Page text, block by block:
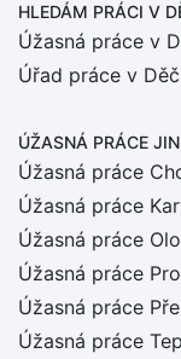
HLEDÁM PRÁCI V
Úžasná práce v
Úřad práce v
ÚŽASNÁ PRÁCE
Úžasná práce
Úžasná práce
Úžasná práce
Úžasná práce
Úžasná práce
Úžasná práce